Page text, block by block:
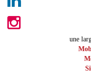
une